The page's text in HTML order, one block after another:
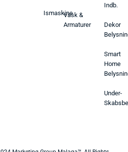
IsmaskineVask &
Armaturer
Indb.
Dekor
Smart
Home
Under-